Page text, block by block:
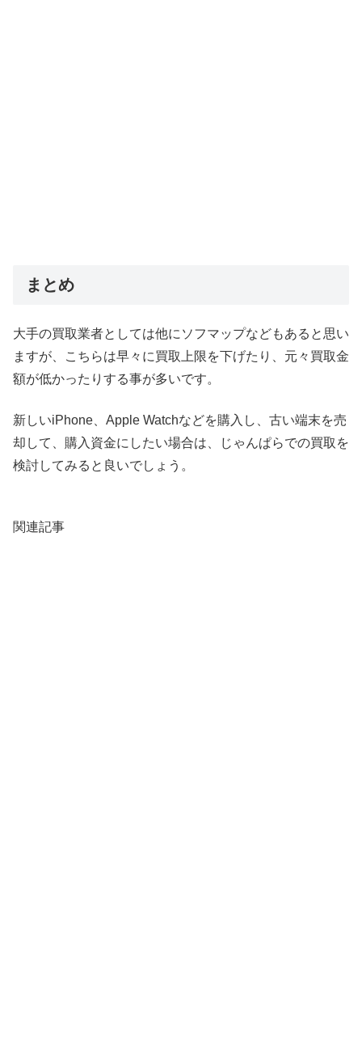
まとめ
大手の買取業者としては他にソフマップなどもあると思い
ますが、こちらは早々に買取上限を下げたり、元々買取金
額が低かったりする事が多いです。
新しいiPhone、Apple Watchなどを購入し、古い端末を売
却して、購入資金にしたい場合は、じゃんぱらでの買取を
検討してみると良いでしょう。
関連記事